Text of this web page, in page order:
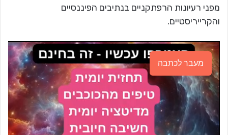
מפני רעיונות הרפתקניים בנתיבים הפיננסיים
והקרייריסטיים.
מעבר לכתבה